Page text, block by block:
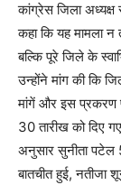
कांग्रेस जिला
कहा कि यह मामला न
बल्कि पूरे जिले के
उन्होंने मांग की कि
मांगें और इस प्रकरण
30 तारीख को दिए
अनुसार सुनीता पटेल
बातचीत हुई, नतीजा